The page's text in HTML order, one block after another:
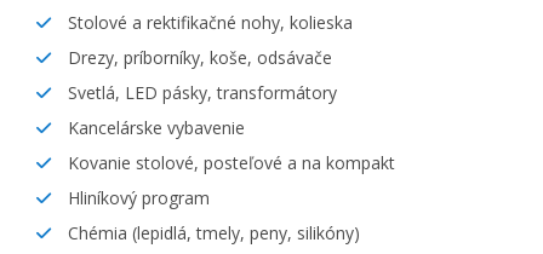
Stolové a rektifikačné nohy, kolieska
Drezy, príborníky, koše, odsávače
Svetlá, LED pásky, transformátory
Kancelárske vybavenie
Kovanie stolové, posteľové a na kompakt
Hliníkový program
Chémia (lepidlá, tmely, peny, silikóny)